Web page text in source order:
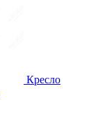
Кресло